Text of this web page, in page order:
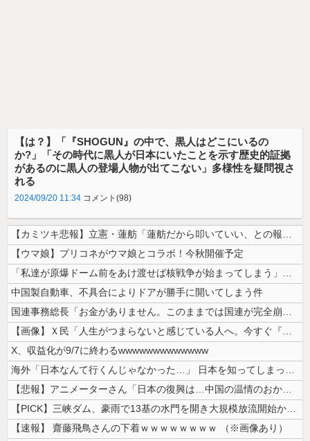
【は？】「『SHOGUN』の中で、黒人はどこにいるの
か?」「その時代に黒人が日本にいたことを示す歴史的証拠
があるのに黒人の登場人物が出てこない」多様性を疑問視さ
れる
2024/09/20 11:34 コメント(98)
【カミツキ悲報】立憲・蓮舫「蓮舫だから叩いていい、との報道に何度も向き...
【ウマ娘】プリコネがウマ娘とコラボ！今秋開催予定
「私達が原爆ドーム前をあけ渡せば核戦争が始まってしまう」と訴える市民団...
中国製自動車、不具合によりドアが勝手に開いてしまう件
国連事務総長「お金がありません。このままでは国連が完全崩壊します。助け...
【画像】Ｘ民「人生がつまらないと感じている人へ。今すぐ『これ』をやって...
X、収益化が9/7に終わるwwwwwwwwwwwww
海外「日本なんて行くんじゃなかった…」 日本を知ってしまったディズニー...
【悲報】アニメーターさん「日本の復興は…中国の温情のおかげだ！」 ← ...
【PICK】三峡ダム、豪雨で13基の水門を開き大規模放流開始か 下流の...
【速報】 齋藤飛鳥さんの下着ｗｗｗｗｗｗｗｗ （※画像あり）